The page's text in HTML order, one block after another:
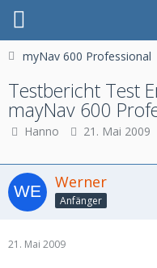
myNav 600 Professional
Testbericht Test
mayNav 600
Hanno 21. Mai 2009
Werner
Anfänger
21. Mai 2009